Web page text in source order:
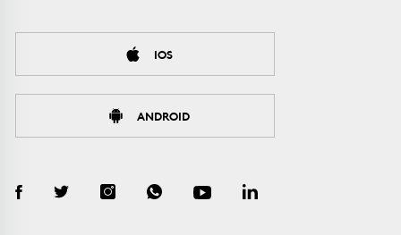
IOS
ANDROID